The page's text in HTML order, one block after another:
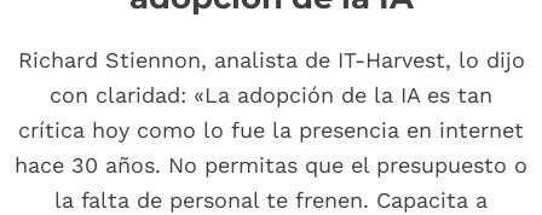
Richard Stiennon, analista de IT-Harvest, lo dijo
con claridad: «La adopción de la IA es tan
crítica hoy como lo fue la presencia en internet
hace 30 años. No permitas que el presupuesto o
la falta de personal te frenen. Capacita a